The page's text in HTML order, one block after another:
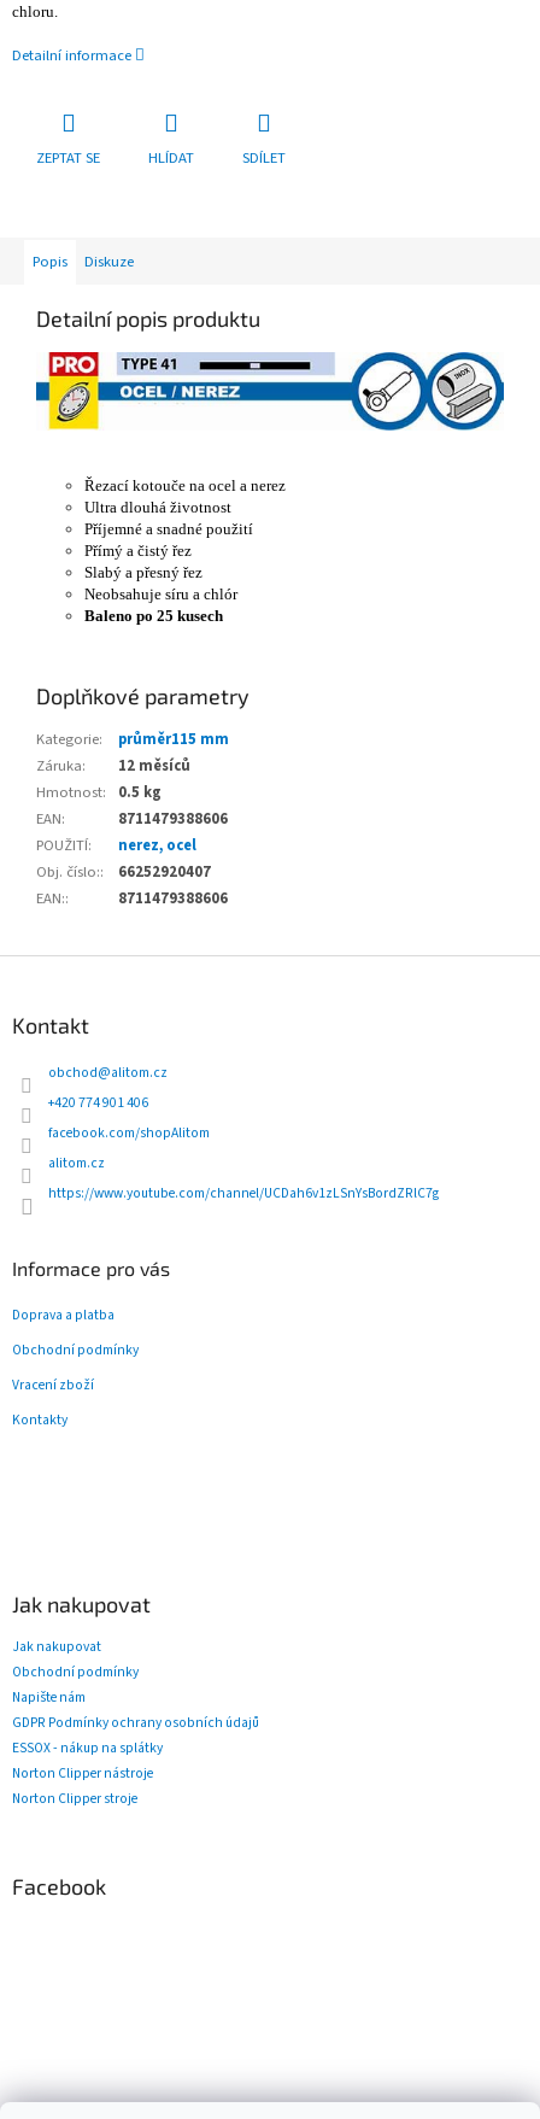
chloru.
Detailní informace
ZEPTAT SE HLÍDAT SDÍLET
Popis Diskuze
Detailní popis produktu
Řezací kotouče na ocel a nerez
Ultra dlouhá životnost
Příjemné a snadné použití
Přímý a čistý řez
Slabý a přesný řez
Neobsahuje síru a chlór
Baleno po 25 kusech
Doplňkové parametry
Kategorie:
průměr115 mm
Záruka:
12 měsíců
Hmotnost:
0.5 kg
EAN:
8711479388606
POUŽITÍ:
nerez, ocel
Obj. číslo::
66252920407
EAN:: 8711479388606
Kontakt
obchod@alitom.cz
+420 774 901 406
facebook.com/shopAlitom
alitom.cz
https://www.youtube.com/channel/UCDah6v1zLSnYsBordZRlC7g
Informace pro vás
Doprava a platba
Obchodní podmínky
Vracení zboží
Kontakty
Jak nakupovat
Jak nakupovat
Obchodní podmínky
Napište nám
GDPR Podmínky ochrany osobních údajů
ESSOX - nákup na splátky
Norton Clipper nástroje
Norton Clipper stroje
Facebook